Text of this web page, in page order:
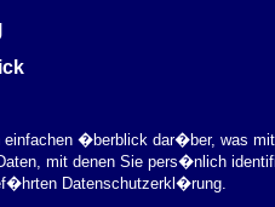
einfachen �berblick dar�ber, was
mit denen Sie pers�nlich
Datenschutzerkl�rung.